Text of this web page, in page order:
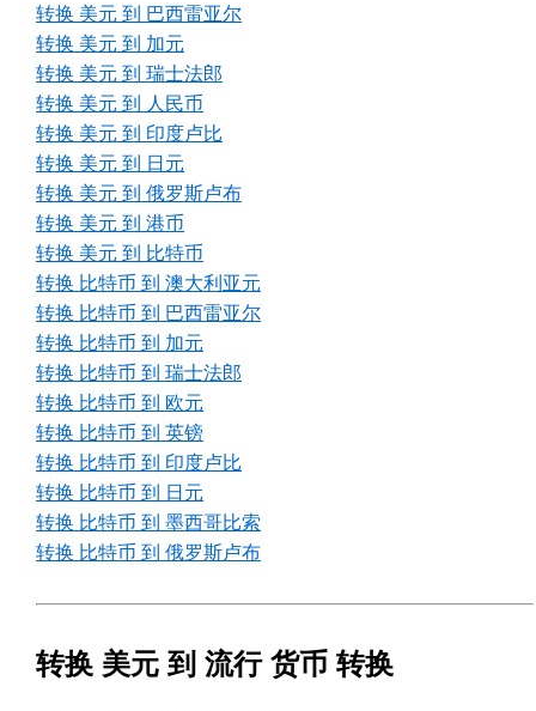
转换 美元 到 巴西雷亚尔
转换 美元 到 加元
转换 美元 到 瑞士法郎
转换 美元 到 人民币
转换 美元 到 印度卢比
转换 美元 到 日元
转换 美元 到 俄罗斯卢布
转换 美元 到 港币
转换 美元 到 比特币
转换 比特币 到 澳大利亚元
转换 比特币 到 巴西雷亚尔
转换 比特币 到 加元
转换 比特币 到 瑞士法郎
转换 比特币 到 欧元
转换 比特币 到 英镑
转换 比特币 到 印度卢比
转换 比特币 到 日元
转换 比特币 到 墨西哥比索
转换 比特币 到 俄罗斯卢布
转换 美元 到 流行 货币 转换